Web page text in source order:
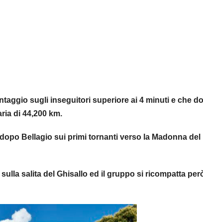
sugli inseguitori superiore ai 4 minuti e che
di 44,200 km.
Bellagio sui primi tornanti verso la Madonna del
salita del Ghisallo ed il gruppo si ricompatta